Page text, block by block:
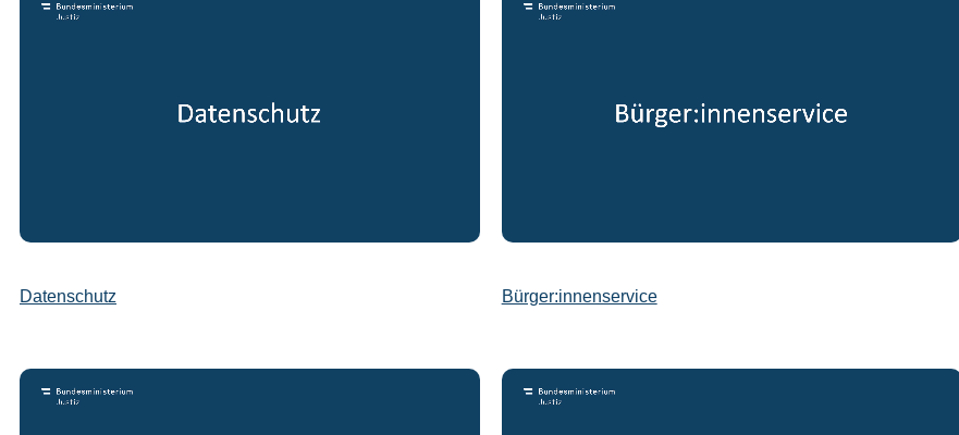
Datenschutz Bürger:innenservice